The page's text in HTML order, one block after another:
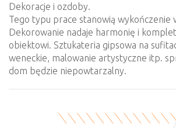
Dekoracje i ozdoby.
Tego typu prace stanowią
Dekorowanie nadaje harmonię i
obiektowi. Sztukateria gipsowa na
weneckie, malowanie artystyczne itp.
dom będzie niepowtarzalny.